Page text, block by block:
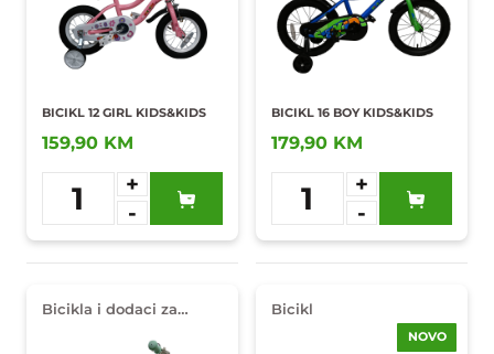
BICIKL 12 GIRL KIDS&KIDS
159,90 KM
1
+
-
Dodaj u
omiljene
BICIKL 16 BOY KIDS&KIDS
179,90 KM
1
+
-
Dodaj u
omiljene
Bicikla i dodaci za
Bicikl
NOVO